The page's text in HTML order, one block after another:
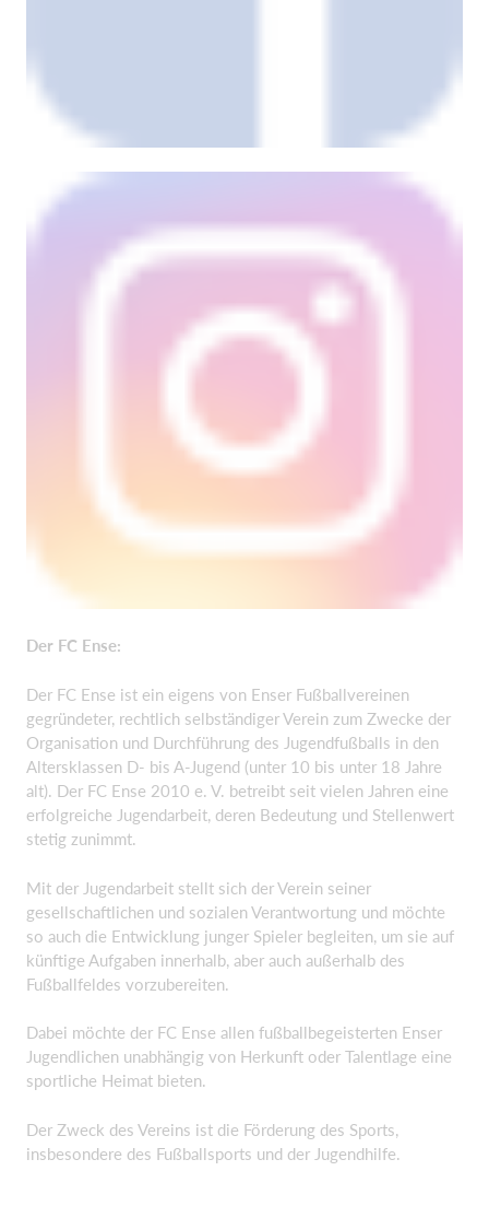
Der FC Ense:
Der FC Ense ist ein eigens von Enser Fußballvereinen
gegründeter, rechtlich selbständiger Verein zum Zwecke der
Organisation und Durchführung des Jugendfußballs in den
Altersklassen D- bis A-Jugend (unter 10 bis unter 18 Jahre
alt). Der FC Ense 2010 e. V. betreibt seit vielen Jahren eine
erfolgreiche Jugendarbeit, deren Bedeutung und Stellenwert
stetig zunimmt.
Mit der Jugendarbeit stellt sich der Verein seiner
gesellschaftlichen und sozialen Verantwortung und möchte
so auch die Entwicklung junger Spieler begleiten, um sie auf
künftige Aufgaben innerhalb, aber auch außerhalb des
Fußballfeldes vorzubereiten.
Dabei möchte der FC Ense allen fußballbegeisterten Enser
Jugendlichen unabhängig von Herkunft oder Talentlage eine
sportliche Heimat bieten.
Der Zweck des Vereins ist die Förderung des Sports,
insbesondere des Fußballsports und der Jugendhilfe.